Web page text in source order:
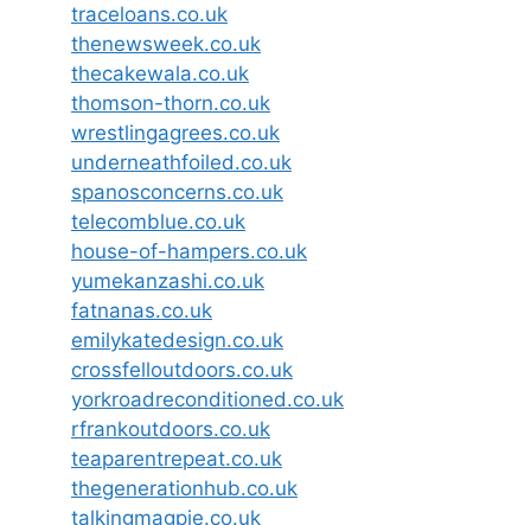
traceloans.co.uk
thenewsweek.co.uk
thecakewala.co.uk
thomson-thorn.co.uk
wrestlingagrees.co.uk
underneathfoiled.co.uk
spanosconcerns.co.uk
telecomblue.co.uk
house-of-hampers.co.uk
yumekanzashi.co.uk
fatnanas.co.uk
emilykatedesign.co.uk
crossfelloutdoors.co.uk
yorkroadreconditioned.co.uk
rfrankoutdoors.co.uk
teaparentrepeat.co.uk
thegenerationhub.co.uk
talkingmagpie.co.uk